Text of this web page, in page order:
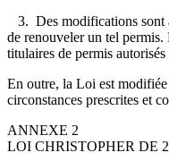
3. Des modifications sont
de renouveler un tel
titulaires de permis
En outre, la Loi est modifiée
circonstances prescrites et
ANNEXE 2
LOI CHRISTOPHER DE